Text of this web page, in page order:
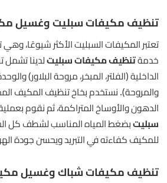
تنظيف مكيفات سبليت وغسيل
تعتبر المكيفات السبليت الأكثر شيوعًا،
خدمةتنظيف مكيفات سبليتلدينا تشمل
الداخلية (الفلتر، المبخر، مروحة البلاور)
والمروحة). نستخدم بخاخ تنظيف المكيف
الدهون والأوساخ المتراكمة، ثم نقوم
سبليتبضغط المياه المناسب لشطف كل
للمكيف كفاءته في التبريد ويحسن جودة
تنظيف مكيفات شباك وغسيل